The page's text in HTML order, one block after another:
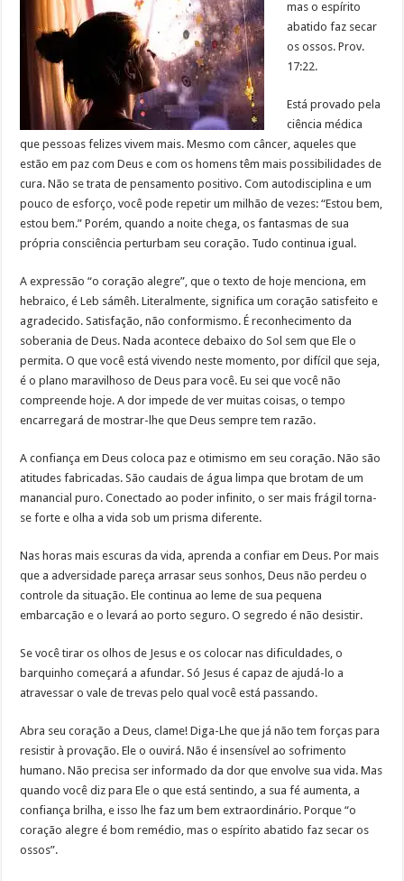
mas o espírito
abatido faz secar
os ossos. Prov.
17:22.
Está provado pela
ciência médica
que pessoas felizes vivem mais. Mesmo com câncer, aqueles que
estão em paz com Deus e com os homens têm mais possibilidades de
cura. Não se trata de pensamento positivo. Com autodisciplina e um
pouco de esforço, você pode repetir um milhão de vezes: “Estou bem,
estou bem.” Porém, quando a noite chega, os fantasmas de sua
própria consciência perturbam seu coração. Tudo continua igual.
A expressão “o coração alegre”, que o texto de hoje menciona, em
hebraico, é Leb sámêh. Literalmente, significa um coração satisfeito e
agradecido. Satisfação, não conformismo. É reconhecimento da
soberania de Deus. Nada acontece debaixo do Sol sem que Ele o
permita. O que você está vivendo neste momento, por difícil que seja,
é o plano maravilhoso de Deus para você. Eu sei que você não
compreende hoje. A dor impede de ver muitas coisas, o tempo
encarregará de mostrar-lhe que Deus sempre tem razão.
A confiança em Deus coloca paz e otimismo em seu coração. Não são
atitudes fabricadas. São caudais de água limpa que brotam de um
manancial puro. Conectado ao poder infinito, o ser mais frágil torna-
se forte e olha a vida sob um prisma diferente.
Nas horas mais escuras da vida, aprenda a confiar em Deus. Por mais
que a adversidade pareça arrasar seus sonhos, Deus não perdeu o
controle da situação. Ele continua ao leme de sua pequena
embarcação e o levará ao porto seguro. O segredo é não desistir.
Se você tirar os olhos de Jesus e os colocar nas dificuldades, o
barquinho começará a afundar. Só Jesus é capaz de ajudá-lo a
atravessar o vale de trevas pelo qual você está passando.
Abra seu coração a Deus, clame! Diga-Lhe que já não tem forças para
resistir à provação. Ele o ouvirá. Não é insensível ao sofrimento
humano. Não precisa ser informado da dor que envolve sua vida. Mas
quando você diz para Ele o que está sentindo, a sua fé aumenta, a
confiança brilha, e isso lhe faz um bem extraordinário. Porque “o
coração alegre é bom remédio, mas o espírito abatido faz secar os
ossos”.